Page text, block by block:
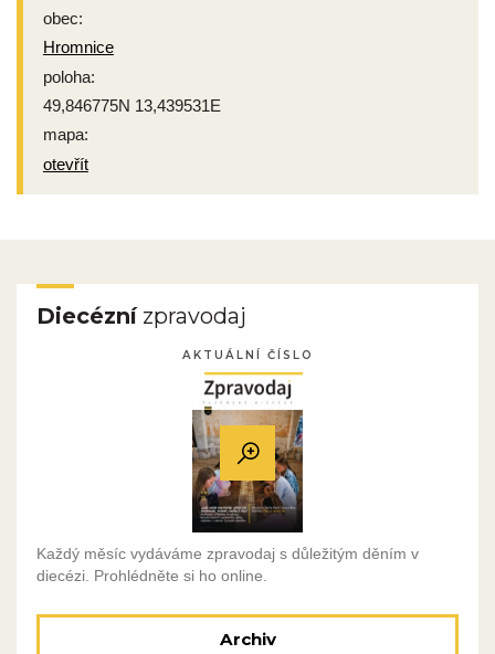
obec:
Hromnice
poloha:
49,846775N 13,439531E
mapa:
otevřít
Diecéznízpravodaj
AKTUÁLNÍ ČÍSLO
Každý měsíc vydáváme zpravodaj s důležitým děním v
diecézi. Prohlédněte si ho online.
Archiv